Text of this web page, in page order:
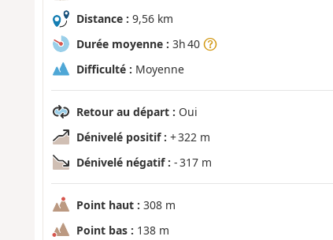
Distance : 9,56 km
Durée moyenne : 3h 40
Difficulté : Moyenne
Retour au départ : Oui
Dénivelé positif : + 322 m
Dénivelé négatif : - 317 m
Point haut : 308 m
Point bas : 138 m